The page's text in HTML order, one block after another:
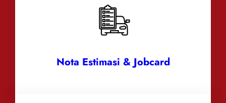
Nota Estimasi & Jobcard